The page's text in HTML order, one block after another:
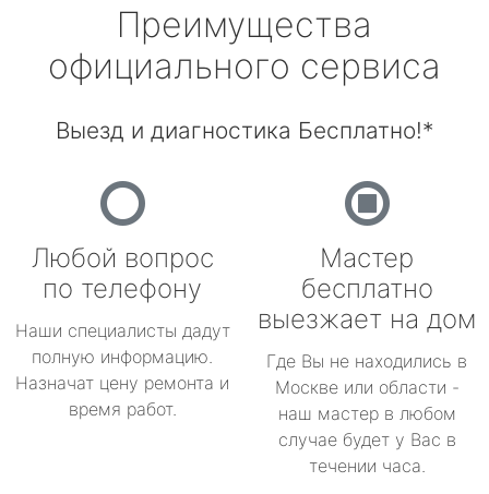
Преимущества
официального сервиса
Выезд и диагностика Бесплатно!*
Любой вопрос
по телефону
Наши специалисты дадут
полную информацию.
Назначат цену ремонта и
время работ.
Мастер
бесплатно
выезжает на дом
Где Вы не находились в
Москве или области -
наш мастер в любом
случае будет у Вас в
течении часа.